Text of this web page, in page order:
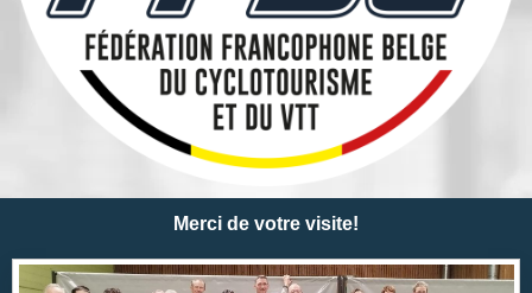
Merci de votre visite!